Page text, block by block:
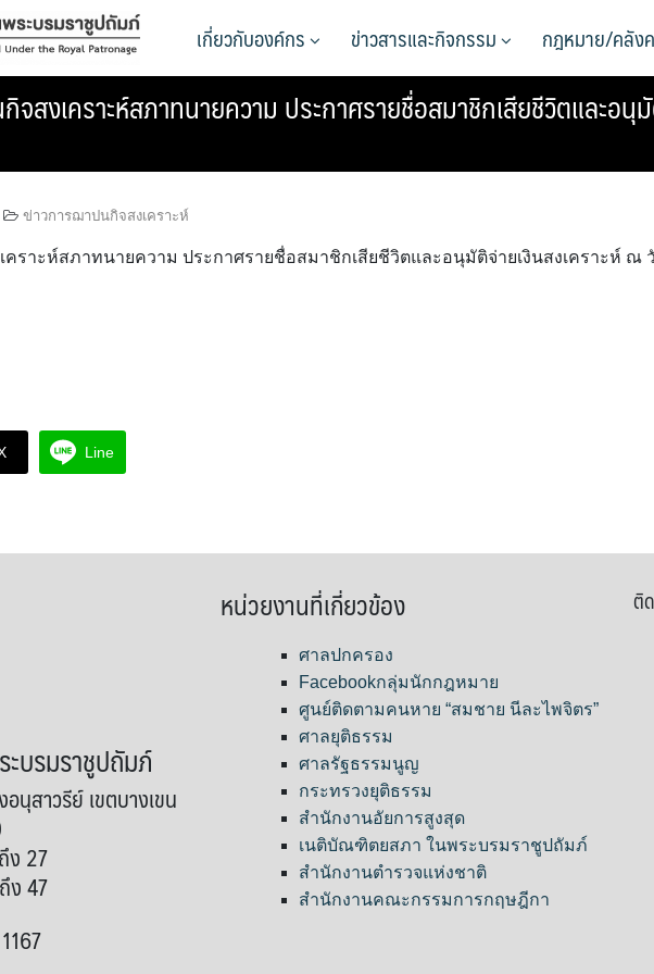
เกี่ยวกับองค์กร ข่าวสารและกิจกรรม กฎหมาย/คลัง
สงเคราะห์สภาทนายความ ประกาศรายชื่อสมาชิกเสียชีวิตและอนุ
ข่าวการฌาปนกิจสงเคราะห์
ราะห์สภาทนายความ ประกาศรายชื่อสมาชิกเสียชีวิตและอนุมัติจ่ายเงินสงเคราะห์ ณ
Line
บรมราชูปถัมภ์
นุสาวรีย์ เขตบางเขน
ง 27
ง 47
หน่วยงานที่เกี่ยวข้อง
ศาลปกครอง
Facebookกลุ่มนักกฎหมาย
ศูนย์ติดตามคนหาย “สมชาย นีละไพจิตร”
ศาลยุติธรรม
ศาลรัฐธรรมนูญ
กระทรวงยุติธรรม
สำนักงานอัยการสูงสุด
เนติบัณฑิตยสภา ในพระบรมราชูปถัมภ์
สำนักงานตำรวจแห่งชาติ
สำนักงานคณะกรรมการกฤษฎีกา
ติ